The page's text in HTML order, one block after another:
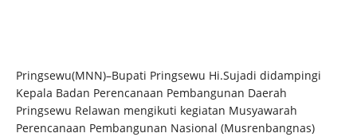
Pringsewu(MNN)–Bupati Pringsewu Hi.Sujadi didampingi
Kepala Badan Perencanaan Pembangunan Daerah
Pringsewu Relawan mengikuti kegiatan Musyawarah
Perencanaan Pembangunan Nasional (Musrenbangnas)